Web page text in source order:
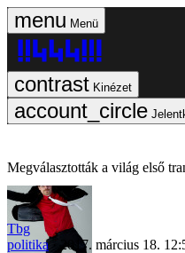
Menü
Kinézet
Megválasztották a világ első
Tbg
politika
2017. március 18.